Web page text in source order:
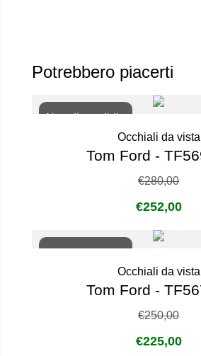
Potrebbero piacerti
Non disponibile
Occhiali da vista
Tom Ford -
€280,00
€252,00
Occhiali da vista
Tom Ford -
€250,00
€225,00